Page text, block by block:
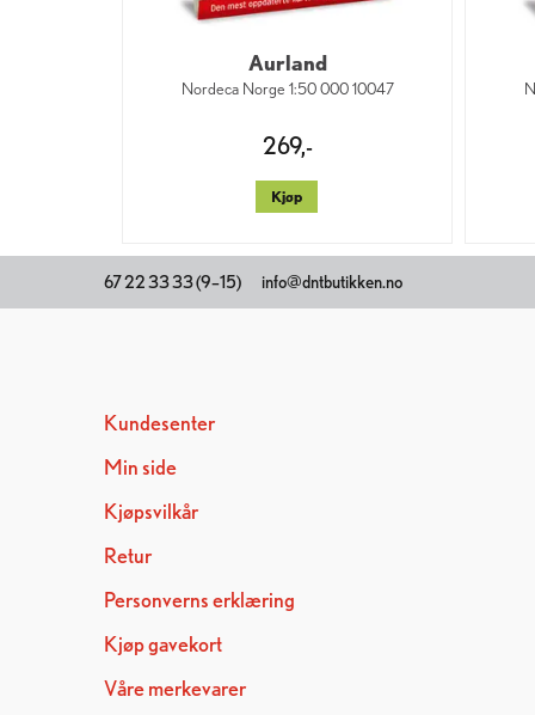
Aurland
Nordeca Norge 1:50 000 10047
269,-
Kjøp
67 22 33 33 (9–15) info@dntbutikken.no
Kundesenter
Min side
Kjøpsvilkår
Retur
Personverns erklæring
Kjøp gavekort
Våre merkevarer